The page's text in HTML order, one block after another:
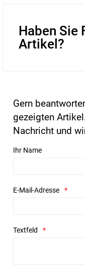
Haben Sie
Artikel?
Gern
gezeigten
Nachricht und
Ihr Name
E-Mail-Adresse
Textfeld